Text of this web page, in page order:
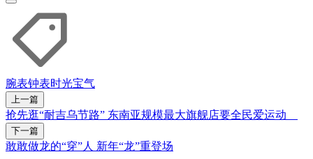
腕表钟表时光宝气
上一篇
抢先逛“耐吉乌节路” 东南亚规模最大旗舰店要全民爱运动
下一篇
敢敢做龙的“穿”人 新年“龙”重登场